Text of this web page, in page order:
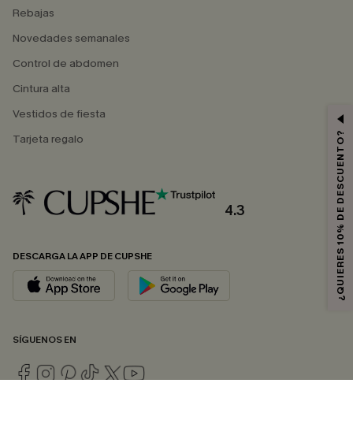
Rebajas
Novedades semanales
Control de abdomen
Cintura alta
Vestidos de fiesta
Tarjeta regalo
4.3
DESCARGA LA APP DE CUPSHE
SÍGUENOS EN
¿QUIERES 10% DE DESCUENTO?